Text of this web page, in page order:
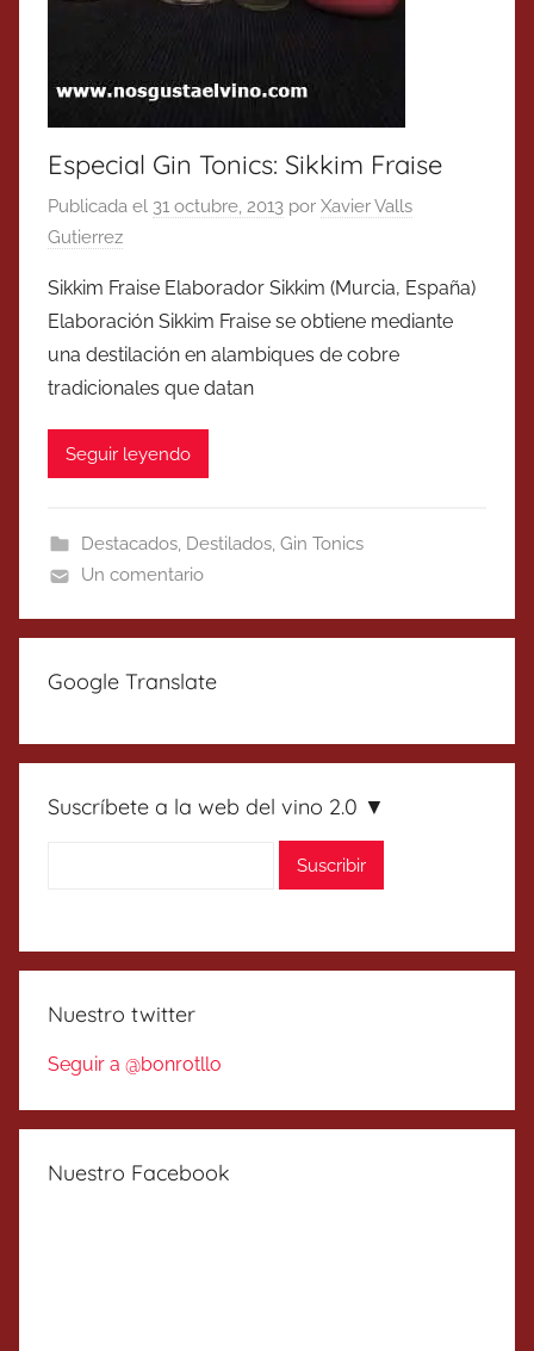
Especial Gin Tonics: Sikkim Fraise
Publicada el 31 octubre, 2013 por Xavier Valls
Gutierrez
Sikkim Fraise Elaborador Sikkim (Murcia, España)
Elaboración Sikkim Fraise se obtiene mediante
una destilación en alambiques de cobre
tradicionales que datan
Seguir leyendo
Destacados, Destilados, Gin Tonics
Un comentario
Google Translate
Suscríbete a la web del vino 2.0 ▼
Nuestro twitter
Seguir a @bonrotllo
Nuestro Facebook